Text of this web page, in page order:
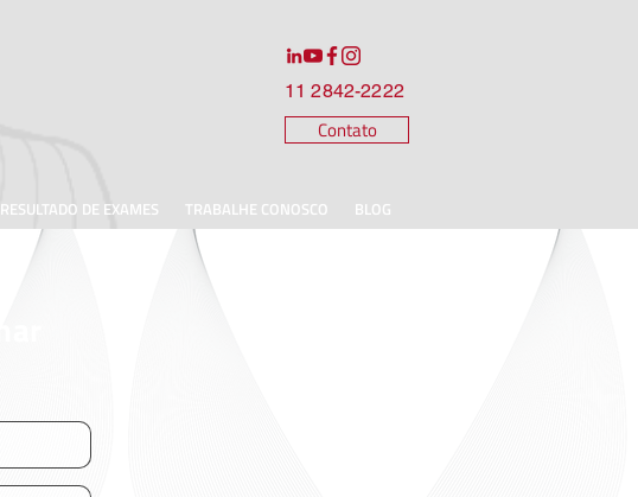
11 2842-2222
Contato
RESULTADO DE EXAMES TRABALHE CONOSCO BLOG